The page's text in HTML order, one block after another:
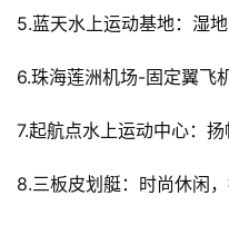
5.蓝天水上运动基地：湿
6.珠海莲洲机场-固定翼飞
7.起航点水上运动中心：
8.三板皮划艇：时尚休闲